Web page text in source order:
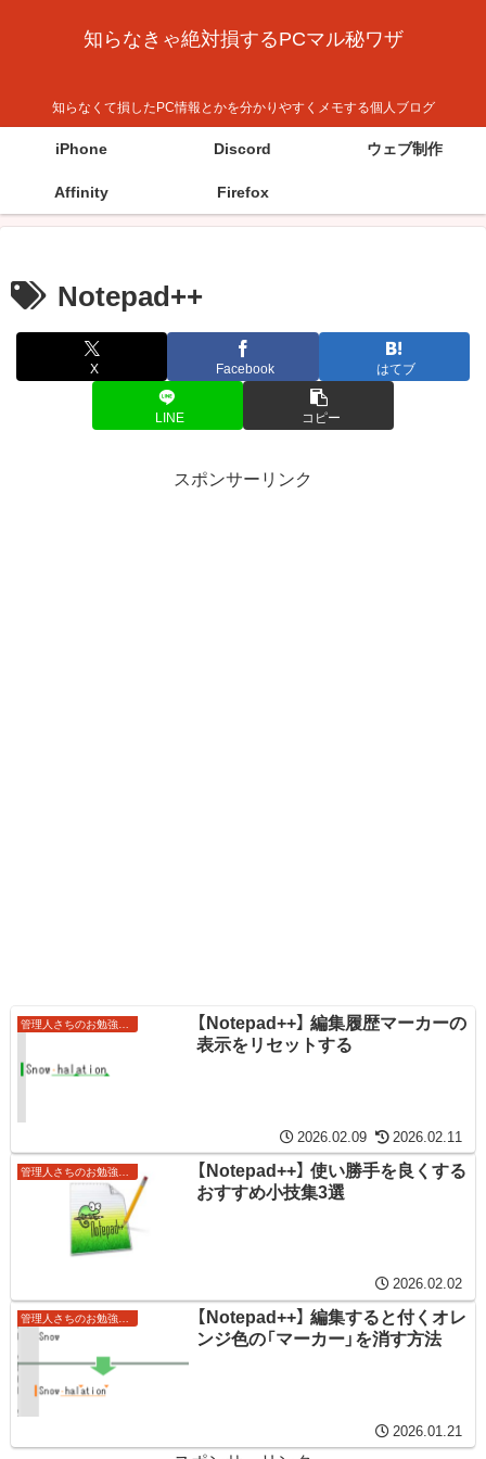
知らなきゃ絶対損するPCマル秘ワザ
知らなくて損したPC情報とかを分かりやすくメモする個人ブログ
iPhone Discord ウェブ制作
Affinity Firefox
Notepad++
X Facebook はてブ
LINE コピー
スポンサーリンク
【Notepad++】 編集履歴マーカーの
表示をリセットする
2026.02.09 2026.02.11
【Notepad++】 使い勝手を良くする
おすすめ小技集3選
2026.02.02
【Notepad++】 編集すると付くオレ
ンジ色の「マーカー」を消す方法
2026.01.21